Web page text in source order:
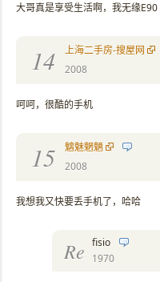
大哥真是享受生活啊，我无缘E90
14
上海二手房-搜屋网
2008
呵呵，很酷的手机
15
魑魅魍魉
2008
我想我又快要丢手机了，哈哈
Re fisio
1970